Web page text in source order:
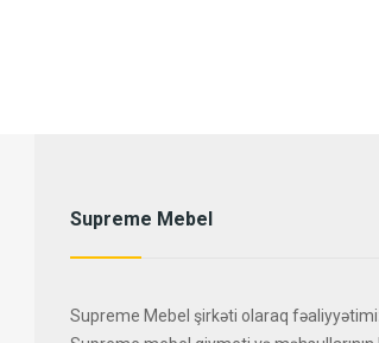
Supreme Mebel
Supreme Mebel şirkəti olaraq